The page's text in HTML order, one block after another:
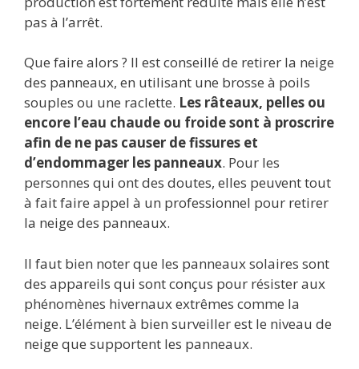
pas à l’arrêt.
Que faire alors ? Il est conseillé de retirer la neige
des panneaux, en utilisant une brosse à poils
souples ou une raclette. Les râteaux, pelles ou
encore l’eau chaude ou froide sont à proscrire
afin de ne pas causer de fissures et
d’endommager les panneaux. Pour les
personnes qui ont des doutes, elles peuvent tout
à fait faire appel à un professionnel pour retirer
la neige des panneaux.
Il faut bien noter que les panneaux solaires sont
des appareils qui sont conçus pour résister aux
phénomènes hivernaux extrêmes comme la
neige. L’élément à bien surveiller est le niveau de
neige que supportent les panneaux.